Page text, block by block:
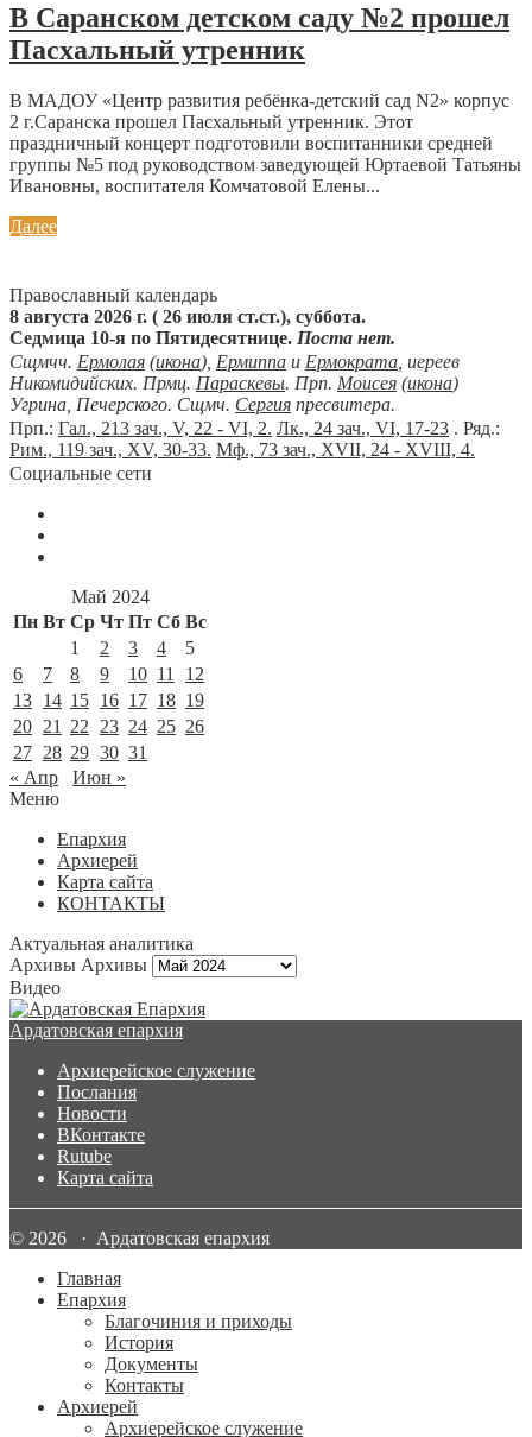
В Саранском детском саду №2 прошел
Пасхальный утренник
В МАДОУ «Центр развития ребёнка-детский сад N2» корпус
2 г.Саранска прошел Пасхальный утренник. Этот
праздничный концерт подготовили воспитанники средней
группы №5 под руководством заведующей Юртаевой Татьяны
Ивановны, воспитателя Комчатовой Елены...
Далее
Православный календарь
8 августа 2026 г. ( 26 июля ст.ст.), суббота.
Седмица 10-я по Пятидесятнице. Поста нет.
Сщмчч. Ермолая (икона), Ермиппа и Ермократа , иереев
Никомидийских. Прмц. Параскевы. Прп. Моисея (икона)
Угрина, Печерского. Сщмч. Сергия пресвитера.
Прп.: Гал., 213 зач., V, 22 - VI, 2. Лк., 24 зач., VI, 17-23 . Ряд.:
Рим., 119 зач., XV, 30-33. Мф., 73 зач., XVII, 24 - XVIII, 4.
Социальные сети
Май 2024
Пн Вт Ср Чт Пт Сб Вс
1
2 3 4
5
6
7 8 9 10 11
12
13 14 15 16 17 18 19
20 21 22 23 24 25 26
27 28 29 30 31
« Апр
Июн »
Меню
Епархия
Архиерей
Карта сайта
КОНТАКТЫ
Актуальная аналитика
Архивы Архивы
Видео
Ардатовская епархия
Архиерейское служение
Послания
Новости
ВКонтакте
Rutube
Карта сайта
© 2026 · Ардатовская епархия
Главная
Епархия
Благочиния и приходы
История
Документы
Контакты
Архиерей
Архиерейское служение